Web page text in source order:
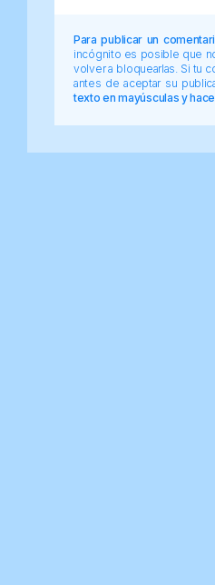
Para publicar un
incógnito es posible que
volver a bloquearlas. Si tu
antes de aceptar su
texto en mayúsculas y